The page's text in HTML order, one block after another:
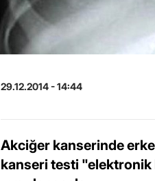
29.12.2014 - 14:44
Akciğer kanserinde
kanseri testi